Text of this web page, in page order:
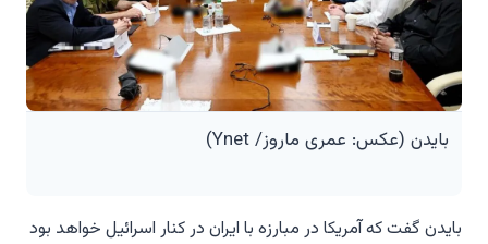
بایدن (عکس: عمری ماروز/ Ynet)
بایدن گفت که آمریکا در مبارزه با ایران در کنار اسرائیل خواهد بود